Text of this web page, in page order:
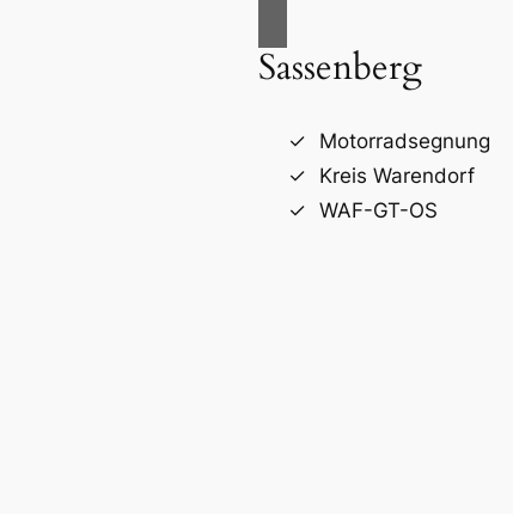
Sassenberg
Motorradsegnung
Kreis Warendorf
WAF-GT-OS